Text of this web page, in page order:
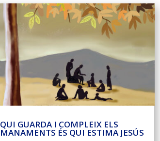
QUI GUARDA I COMPLEIX ELS
MANAMENTS ÉS QUI ESTIMA JESÚS